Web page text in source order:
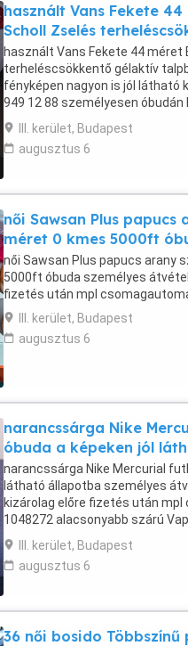
használt Vans Fekete
Scholl Zselés
használt Vans Fekete 44 méret
terheléscsökkentő gélaktív
fényképen nagyon is jól látható
949 12 88 személyesen
fizetés után mpl
III. kerület, Budapest
augusztus 6
női Sawsan Plus
méret 0 kmes 5000ft
női Sawsan Plus papucs arany
5000ft óbuda személyes
fizetés után mpl
III. kerület, Budapest
augusztus 6
narancssárga Nike
óbuda a képeken jól
narancssárga Nike Mercurial
látható állapotba személyes
kizárolag előre fizetés után
1048272 alacsonyabb szárú
kifejezetten a sebesség
III. kerület, Budapest
augusztus 6
36 női bosido